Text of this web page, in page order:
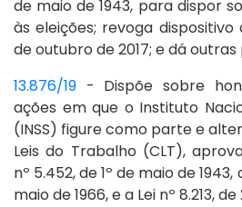
de maio de 1943, para dispor
às eleições; revoga dispositivo
de outubro de 2017; e dá
13.876/19 - Dispõe sobre
ações em que o Instituto
(INSS) figure como parte e
Leis do Trabalho (CLT),
nº 5.452, de 1º de maio de 1943,
maio de 1966, e a Lei nº 8.213,